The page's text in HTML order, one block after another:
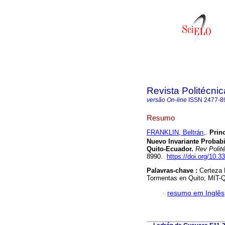
Revista
versão On-line ISSN 2477-
Resumo
FRANKLIN, Beltrán,.
Nuevo Invariante
Quito-Ecuador. Rev
8990. https://doi.org/
Palavras-chave : Certeza
Tormentas en Quito; MIT-
· resumo em Inglês